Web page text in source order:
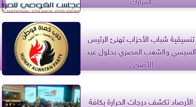
تنسيقية شباب الأحزاب تهنئ الرئيس
السيسي والشعب المصري بحلول عيد
الأضحى
الأرصاد تكشف درجات الحرارة بكافة